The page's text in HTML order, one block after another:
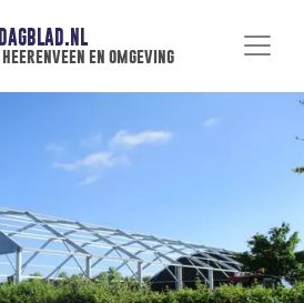
en omgeving